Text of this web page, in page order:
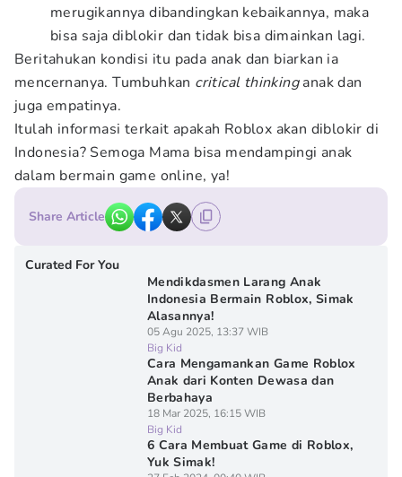
merugikannya dibandingkan kebaikannya, maka
bisa saja diblokir dan tidak bisa dimainkan lagi.
Beritahukan kondisi itu pada anak dan biarkan ia
mencernanya. Tumbuhkan critical thinkinganak dan
juga empatinya.
Itulah informasi terkait apakah Roblox akan diblokir di
Indonesia? Semoga Mama bisa mendampingi anak
dalam bermain game online, ya!
Share Article
Curated For You
Mendikdasmen Larang Anak
Indonesia Bermain Roblox, Simak
Alasannya!
05 Agu 2025, 13:37 WIB
Big Kid
Cara Mengamankan Game Roblox
Anak dari Konten Dewasa dan
Berbahaya
18 Mar 2025, 16:15 WIB
Big Kid
6 Cara Membuat Game di Roblox,
Yuk Simak!